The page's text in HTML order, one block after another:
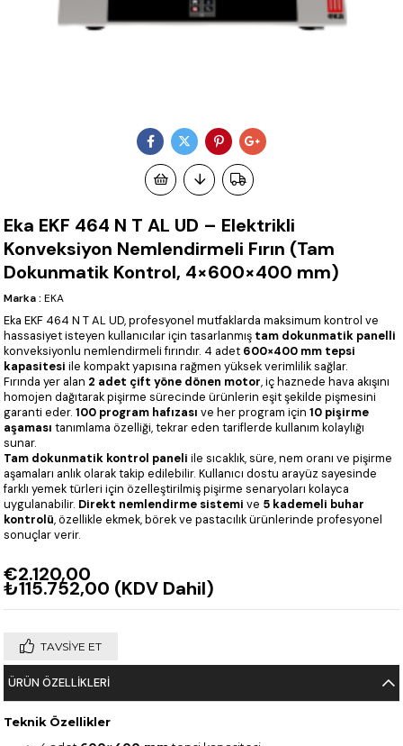
Eka EKF 464 N T AL UD – Elektrikli
Konveksiyon Nemlendirmeli Fırın (Tam
Dokunmatik Kontrol, 4×600×400 mm)
Marka : EKA
Eka EKF 464 N T AL UD, profesyonel mutfaklarda maksimum kontrol ve
hassasiyet isteyen kullanıcılar için tasarlanmış tam dokunmatik panelli
konveksiyonlu nemlendirmeli fırındır. 4 adet 600×400 mm tepsi
kapasitesi ile kompakt yapısına rağmen yüksek verimlilik sağlar.
Fırında yer alan 2 adet çift yöne dönen motor, iç haznede hava akışını
homojen dağıtarak pişirme sürecinde ürünlerin eşit şekilde pişmesini
garanti eder.100 program hafızası ve her program için10 pişirme
aşaması tanımlama özelliği, tekrar eden tariflerde kullanım kolaylığı
sunar.
Tam dokunmatik kontrol paneli ile sıcaklık, süre, nem oranı ve pişirme
aşamaları anlık olarak takip edilebilir. Kullanıcı dostu arayüz sayesinde
farklı yemek türleri için özelleştirilmiş pişirme senaryoları kolayca
uygulanabilir. Direkt nemlendirme sistemi ve 5 kademeli buhar
kontrolü, özellikle ekmek, börek ve pastacılık ürünlerinde profesyonel
sonuçlar verir.
€2.120,00
₺115.752,00 (KDV Dahil)
TAVSIYE ET
ÜRÜN ÖZELLIKLERI
Teknik Özellikler